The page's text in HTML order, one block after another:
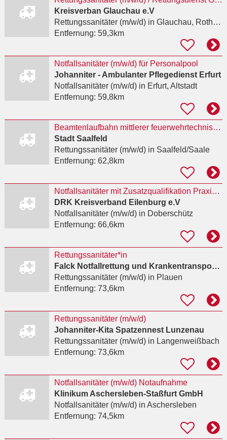
Kreisverban Glauchau e.V
Rettungssanitäter (m/w/d)in Glauchau, Rothenbach
Entfernung: 59,3km
Notfallsanitäter (m/w/d) für Personalpool
Johanniter - Ambulanter Pflegedienst Erfurt
Notfallsanitäter (m/w/d)in Erfurt, Altstadt
Entfernung: 59,8km
Beamtenlaufbahn mittlerer feuerwehrtechnischer Dienst
Stadt Saalfeld
Rettungssanitäter (m/w/d)in Saalfeld/Saale
Entfernung: 62,8km
Notfallsanitäter mit Zusatzqualifikation Praxisanleiter (m/w/d)
DRK Kreisverband Eilenburg e.V
Notfallsanitäter (m/w/d)in Doberschütz
Entfernung: 66,6km
Rettungssanitäter*in
Falck Notfallrettung und Krankentransport GmbH
Rettungssanitäter (m/w/d)in Plauen
Entfernung: 73,6km
Rettungssanitäter (m/w/d)
Johanniter-Kita Spatzennest Lunzenau
Rettungssanitäter (m/w/d)in Langenweißbach
Entfernung: 73,6km
Notfallsanitäter (m/w/d) Notaufnahme
Klinikum Aschersleben-Staßfurt GmbH
Notfallsanitäter (m/w/d)in Aschersleben
Entfernung: 74,5km